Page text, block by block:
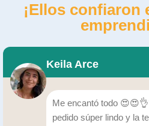
¡Ellos confiaron
Keila Arce
Me encantó todo
pedido súper lindo y la